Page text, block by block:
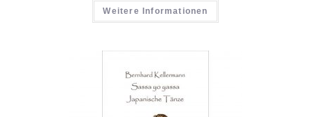
Weitere Informationen